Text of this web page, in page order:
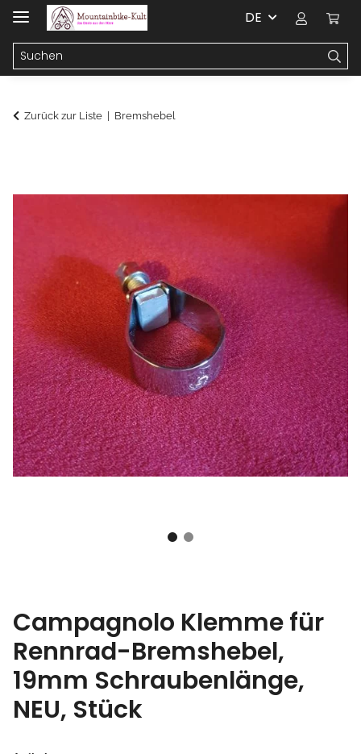
DE
Zurück zur Liste Bremshebel
Campagnolo Klemme für
Rennrad-Bremshebel,
19mm Schraubenlänge,
NEU, Stück